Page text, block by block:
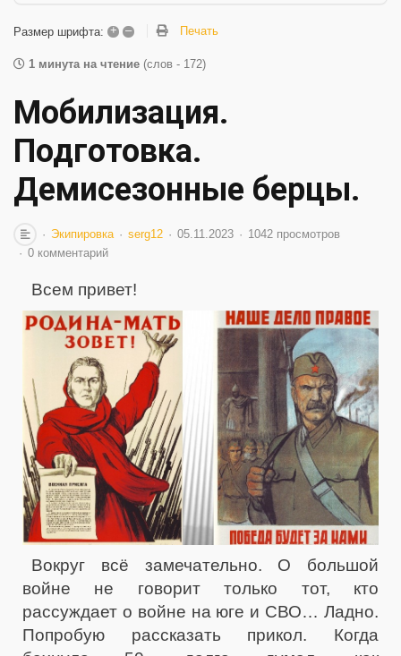
Размер шрифта: + – Печать
1 минута на чтение (слов - 172)
Мобилизация.
Подготовка.
Демисезонные берцы.
Экипировка serg12 05.11.2023
1042 просмотров
0 комментарий
Всем привет!
Вокруг всё замечательно. О большой
войне не говорит только тот, кто
рассуждает о войне на юге и СВО… Ладно.
Попробую рассказать прикол. Когда